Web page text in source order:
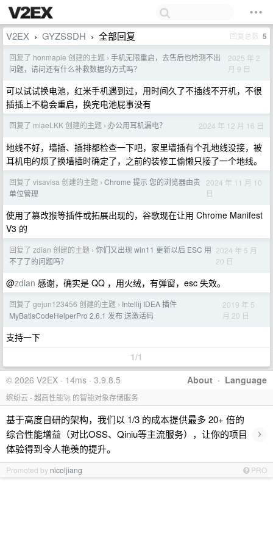
V2EX › GYZSSDH › 全部回复 回复总数 5
回复了 honmaple 创建的主题 › 手机无限重启，去售后也检测不出
问题，请问还有什么补救数据的方式吗？
2025 年 2
月 9 日
可以试试换电池，红米手机遇到过，用时间久了不插线不开机，不很
插插上不稳会重启，换完电池屁事没有
回复了 miaeLKK 创建的主题 › 办公用耳机漏电？ 2024 年 12 月 16 日
地线不好，墙插、插排都检查一下吧，家里墙插有个孔地线没接，被
耳机电的烦了换墙插时确定了，之前的装修工偷懒只接了一个地线。
回复了 visavisa 创建的主题 › Chrome 提示 您的浏览器由贵
单位管理
2024 年 11 月 10
日
使用了篡改猴等插件或拓展出现的，谷歌现在让用 Chrome Manifest
V3 的
回复了 zdian 创建的主题 › 你们又出现 win11 更新以后 ESC 用
不了了的问题吗？
2024 年 5 月
20 日
@zdian 感谢，确实是 QQ ，用火绒，有弹窗，esc 失效。
回复了 gejun123456 创建的主题 › Intellij IDEA 插件
MyBatisCodeHelperPro 2.6.1 发布 送激活码
2019 年 5
月 20 日
支持一下
1/1
About · Language
© 2026 V2EX · 14ms · 3.9.8.5
缤纷云 - 超高性能🚀 的智能对象存储服务
基于高度自研的架构，我们以 1/3 的成本提供最多 20+ 倍的
综合性能增益（对比OSS、Qiniu等主流服务），让你的项目
体验得到令人艳羡的提升。
›
Promoted by nicoljiang PRO